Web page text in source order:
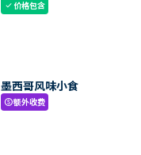
check价格包含
墨西哥风味小食
paid额外收费